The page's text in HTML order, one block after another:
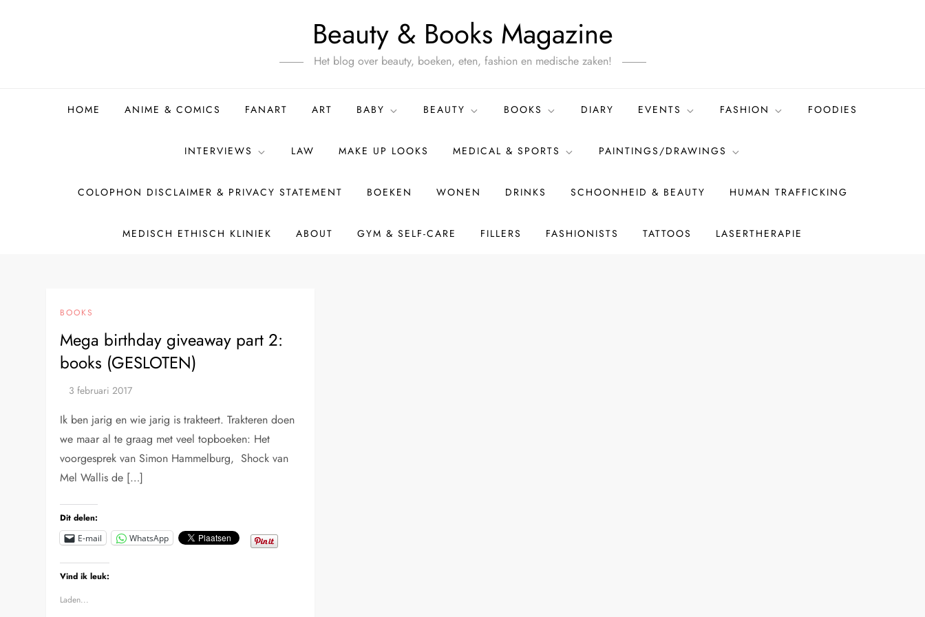
Beauty & Books Magazine
Het blog over beauty, boeken, eten, fashion en medische zaken!
HOME ANIME & COMICS FANART ART BABY BEAUTY BOOKS DIARY EVENTS FASHION FOODIES
INTERVIEWS LAW MAKE UP LOOKS MEDICAL & SPORTS PAINTINGS/DRAWINGS
COLOPHON DISCLAIMER & PRIVACY STATEMENT BOEKEN WONEN DRINKS SCHOONHEID & BEAUTY HUMAN TRAFFICKING
MEDISCH ETHISCH KLINIEK ABOUT GYM & SELF-CARE FILLERS FASHIONISTS TATTOOS LASERTHERAPIE
BOOKS
Mega birthday giveaway part 2:
books (GESLOTEN)
Ik ben jarig en wie jarig is trakteert. Trakteren doen
we maar al te graag met veel topboeken: Het
voorgesprek van Simon Hammelburg, Shock van
Mel Wallis de […]
Dit delen:
E-mail WhatsApp
Vind ik leuk:
Laden...